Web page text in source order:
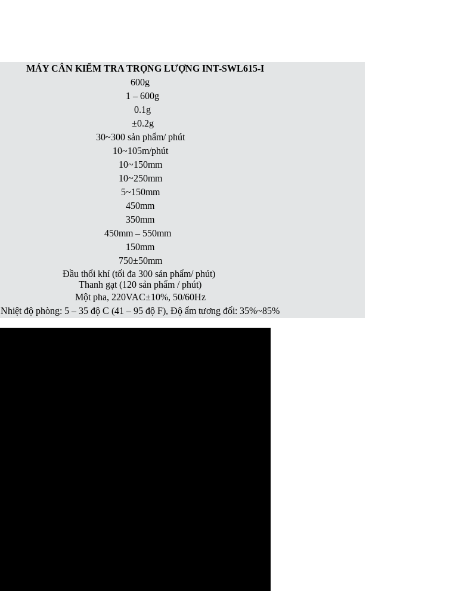
MÁY CÂN KIỂM TRA TRỌNG LƯỢNG INT-SWL615-I
600g
1 – 600g
0.1g
±0.2g
30~300 sản phẩm/ phút
10~105m/phút
10~150mm
10~250mm
5~150mm
450mm
350mm
450mm – 550mm
150mm
750±50mm
Đầu thổi khí (tối đa 300 sản phẩm/ phút)
Thanh gạt (120 sản phẩm / phút)
Một pha, 220VAC±10%, 50/60Hz
Nhiệt độ phòng: 5 – 35 độ C (41 – 95 độ F), Độ ẩm tương đối: 35%~85%